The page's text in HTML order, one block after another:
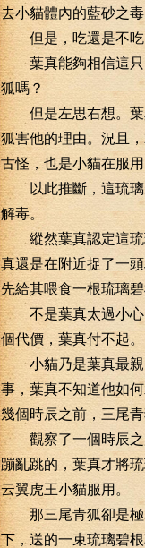
去小貓體內的藍砂之毒
但是，吃還是不吃
葉真能夠相信這只
狐嗎？
但是左思右想。葉
狐害他的理由。況且
古怪，也是小貓在服
以此推斷，這琉璃
解毒。
縱然葉真認定這琉
真還是在附近捉了一
先給其喂食一根琉璃碧
不是葉真太過小心
個代價，葉真付不起。
小貓乃是葉真最親
事，葉真不知道他如
幾個時辰之前，三尾
觀察了一個時辰之
蹦亂跳的，葉真才將
云翼虎王小貓服用。
那三尾青狐卻是極
下，送的一束琉璃碧